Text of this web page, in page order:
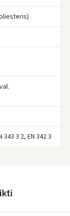
343 3 2, EN 342 3